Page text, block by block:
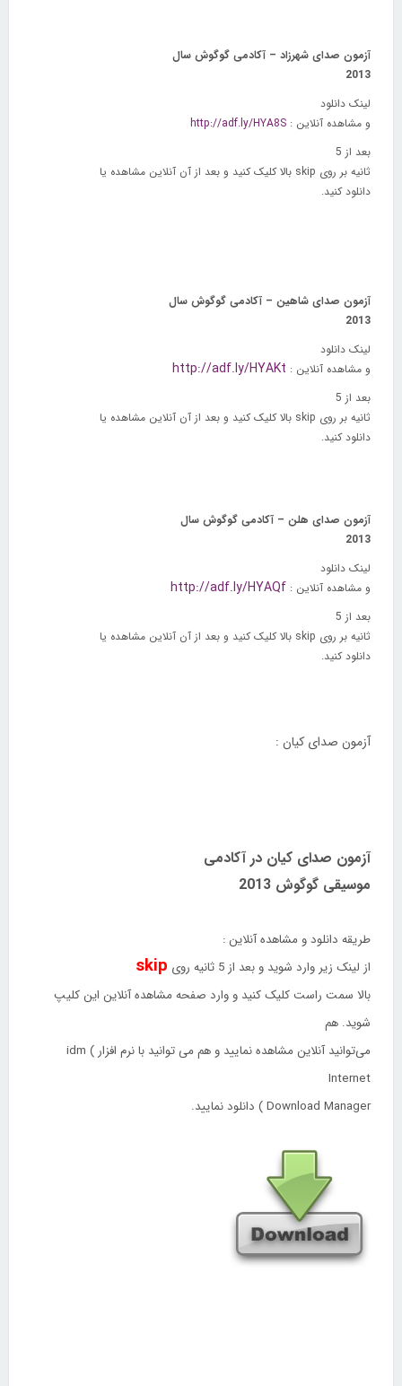
آزمون صدای شهرزاد – آکادمی گوگوش سال
2013
لینک دانلود
و مشاهده آنلاین : http://adf.ly/HYA8S
بعد از 5
ثانیه بر روی skip بالا کلیک کنید و بعد از آن آنلاین مشاهده یا
دانلود کنید.
آزمون صدای شاهین – آکادمی گوگوش سال
2013
لینک دانلود
و مشاهده آنلاین : http://adf.ly/HYAKt
بعد از 5
ثانیه بر روی skip بالا کلیک کنید و بعد از آن آنلاین مشاهده یا
دانلود کنید.
آزمون صدای هلن – آکادمی گوگوش سال
2013
لینک دانلود
و مشاهده آنلاین : http://adf.ly/HYAQf
بعد از 5
ثانیه بر روی skip بالا کلیک کنید و بعد از آن آنلاین مشاهده یا
دانلود کنید.
آزمون صدای کیان :
آزمون صدای کیان در آکادمی
موسیقی گوگوش 2013
طریقه دانلود و مشاهده آنلاین :
از لینک زیر وارد شوید و بعد از 5 ثانیه روی
skip
بالا سمت راست کلیک کنید و وارد صفحه مشاهده آنلاین این کلیپ
شوید. هم
می‌توانید آنلاین مشاهده نمایید و هم می توانید با نرم افزار idm (
Internet
Download Manager ) دانلود نمایید.